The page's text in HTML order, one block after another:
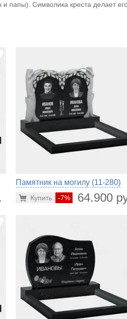
папы). Символика креста делает
Памятник на могилу (11-280)
-7% 64.900
Купить